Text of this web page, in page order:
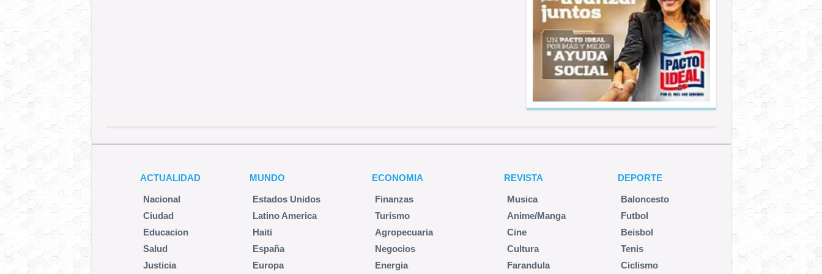
ACTUALIDAD
Nacional
Ciudad
Educacion
Salud
Justicia
MUNDO
Estados Unidos
Latino America
Haiti
España
Europa
ECONOMIA
Finanzas
Turismo
Agropecuaria
Negocios
Energia
REVISTA
Musica
Anime/Manga
Cine
Cultura
Farandula
DEPORTE
Baloncesto
Futbol
Beisbol
Tenis
Ciclismo